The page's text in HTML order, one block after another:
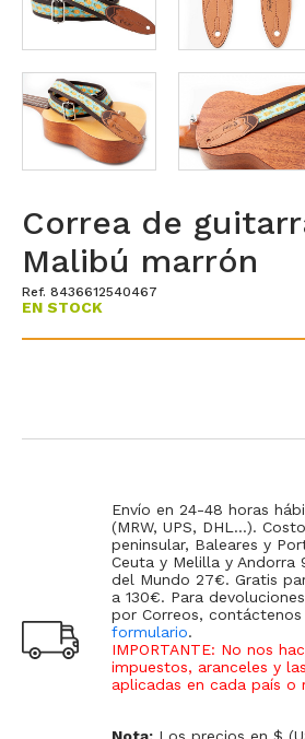
Correa de
Malibú marrón
Ref. 8436612540467
EN STOCK
Envío en 24-48 horas
(MRW, UPS, DHL...).
peninsular, Baleares y
Ceuta y Melilla y Andorra
del Mundo 27€. Gratis
a 130€. Para
por Correos,
formulario.
IMPORTANTE: No nos
impuestos, aranceles y
aplicadas en cada país o